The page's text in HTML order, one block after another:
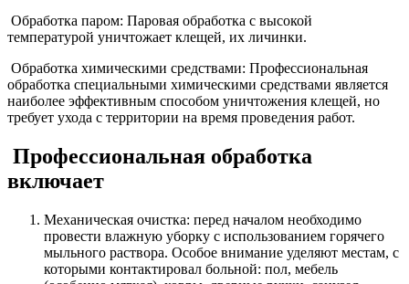
Обработка паром: Паровая обработка с высокой
температурой уничтожает клещей, их личинки.
Обработка химическими средствами: Профессиональная
обработка специальными химическими средствами является
наиболее эффективным способом уничтожения клещей, но
требует ухода с территории на время проведения работ.
Профессиональная обработка
включает
Механическая очистка: перед началом необходимо
провести влажную уборку с использованием горячего
мыльного раствора. Особое внимание уделяют местам, с
которыми контактировал больной: пол, мебель